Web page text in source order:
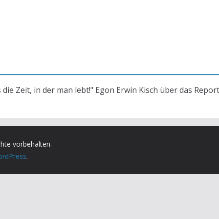
Zeit, in der man lebt!" Egon Erwin Kisch über das
vorbehalten.
.